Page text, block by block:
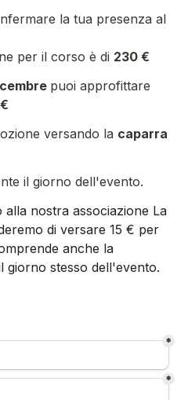
la tua presenza al
per il corso è di 230 €
puoi approfittare
versando la caparra
il giorno dell'evento.
nostra associazione La
di versare 15 € per
anche la
*
*